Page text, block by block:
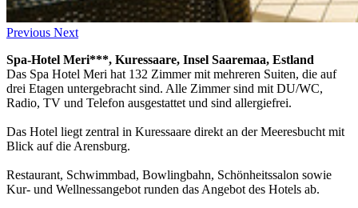
Previous Next
Spa-Hotel Meri***, Kuressaare, Insel Saaremaa, Estland
Das Spa Hotel Meri hat 132 Zimmer mit mehreren Suiten, die auf
drei Etagen untergebracht sind. Alle Zimmer sind mit DU/WC,
Radio, TV und Telefon ausgestattet und sind allergiefrei.
Das Hotel liegt zentral in Kuressaare direkt an der Meeresbucht mit
Blick auf die Arensburg.
Restaurant, Schwimmbad, Bowlingbahn, Schönheitssalon sowie
Kur- und Wellnessangebot runden das Angebot des Hotels ab.